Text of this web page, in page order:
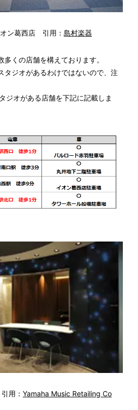
ン葛西店 引用： 島村楽器
くの店舗を構えております。
タジオがあるわけではないので、注
ジオがある店舗を下記に記載しま
用： Yamaha Music Retailing Co